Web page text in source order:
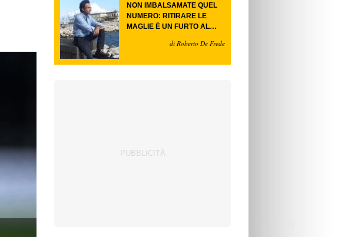
NON IMBALSAMATE QUEL
NUMERO: RITIRARE LE
MAGLIE È UN FURTO AL
di Roberto De Frede